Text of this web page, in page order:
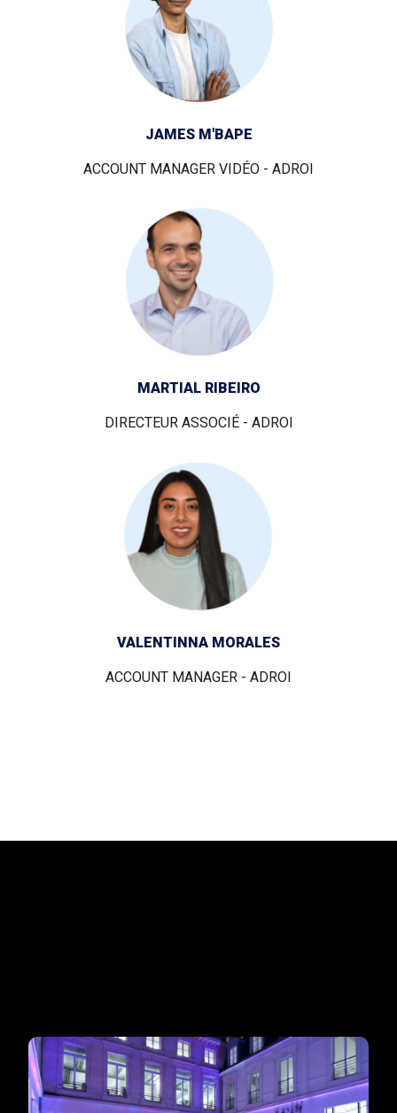
JAMES M'BAPE
ACCOUNT MANAGER VIDÉO - ADROI
MARTIAL RIBEIRO
DIRECTEUR ASSOCIÉ - ADROI
VALENTINNA MORALES
ACCOUNT MANAGER - ADROI